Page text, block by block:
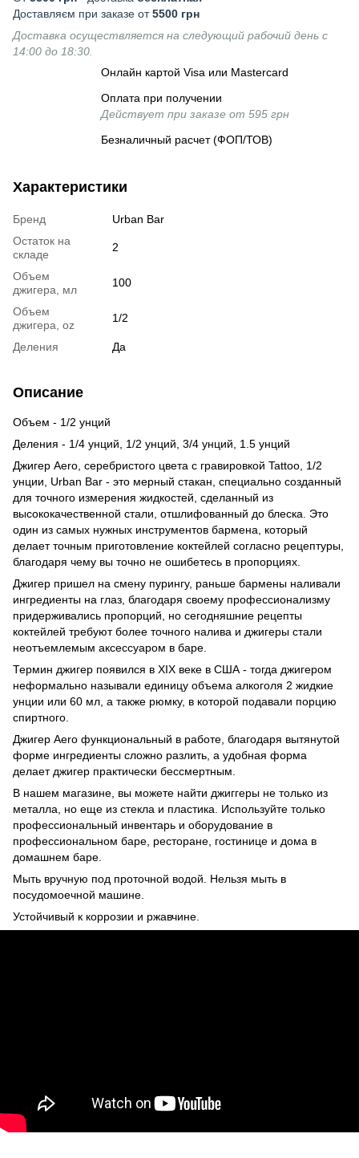
Доставляєм при заказе от5500 грн
Доставка осуществляется на следующий рабочий день с
14:00 до 18:30.
Онлайн картой Visa или Mastercard
Оплата при получении
Действует при заказе от 595 грн
Безналичный расчет (ФОП/ТОВ)
Характеристики
Бренд
Urban Bar
Остаток на
складе
2
Объем
джигера, мл
100
Объем
джигера, oz
1/2
Деления Да
Описание
Объем - 1/2 унций
Деления - 1/4 унций, 1/2 унций, 3/4 унций, 1.5 унций
Джигер Aero, серебристого цвета с гравировкой Tattoo, 1/2
унции, Urban Bar - это мерный стакан, специально созданный
для точного измерения жидкостей, сделанный из
высококачественной стали, отшлифованный до блеска. Это
один из самых нужных инструментов бармена, который
делает точным приготовление коктейлей согласно рецептуры,
благодаря чему вы точно не ошибетесь в пропорциях.
Джигер пришел на смену пурингу, раньше бармены наливали
ингредиенты на глаз, благодаря своему профессионализму
придерживались пропорций, но сегодняшние рецепты
коктейлей требуют более точного налива и джигеры стали
неотъемлемым аксессуаром в баре.
Термин джигер появился в XIX веке в США - тогда джигером
неформально называли единицу объема алкоголя 2 жидкие
унции или 60 мл, а также рюмку, в которой подавали порцию
спиртного.
Джигер Aero функциональный в работе, благодаря вытянутой
форме ингредиенты сложно разлить, а удобная форма
делает джигер практически бессмертным.
В нашем магазине, вы можете найти джиггеры не только из
металла, но еще из стекла и пластика. Используйте только
профессиональный инвентарь и оборудование в
профессиональном баре, ресторане, гостинице и дома в
домашнем баре.
Мыть вручную под проточной водой. Нельзя мыть в
посудомоечной машине.
Устойчивый к коррозии и ржавчине.